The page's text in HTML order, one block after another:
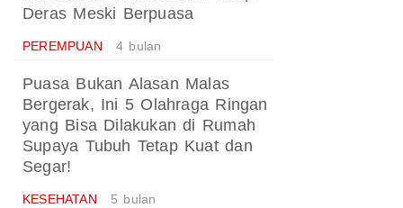
Deras Meski Berpuasa
PEREMPUAN 4 bulan
Puasa Bukan Alasan Malas
Bergerak, Ini 5 Olahraga Ringan
yang Bisa Dilakukan di Rumah
Supaya Tubuh Tetap Kuat dan
Segar!
KESEHATAN 5 bulan